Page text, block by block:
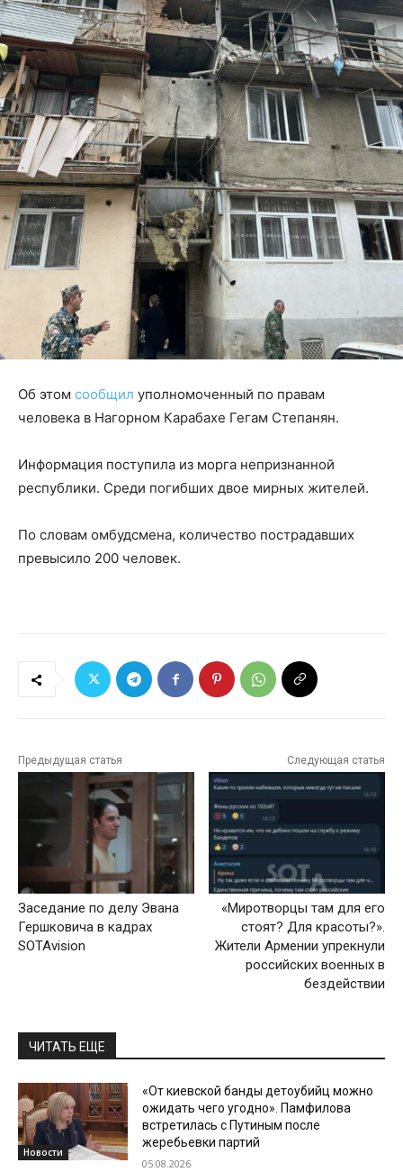
Об этом сообщил уполномоченный по правам
человека в Нагорном Карабахе Гегам Степанян.
Информация поступила из морга непризнанной
республики. Среди погибших двое мирных жителей.
По словам омбудсмена, количество пострадавших
превысило 200 человек.
Предыдущая статья
Заседание по делу Эвана
Гершковича в кадрах
SOTAvision
Следующая статья
«Миротворцы там для его
стоят? Для красоты?».
Жители Армении упрекнули
российских военных в
бездействии
ЧИТАТЬ ЕЩЕ
Новости
«От киевской банды детоубийц можно
ожидать чего угодно». Памфилова
встретилась с Путиным после
жеребьевки партий
05.08.2026